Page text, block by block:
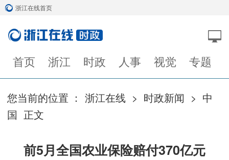
浙江在线首页
首页 浙江 时政 人事 视觉 专题
您当前的位置 ： 浙江在线 > 时政新闻 > 中
国 正文
前5月全国农业保险赔付370亿元